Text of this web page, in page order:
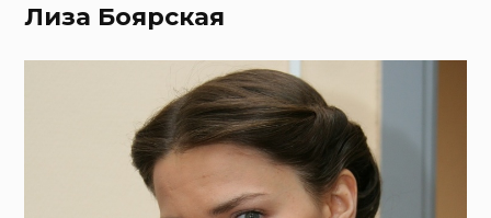
Лиза Боярская